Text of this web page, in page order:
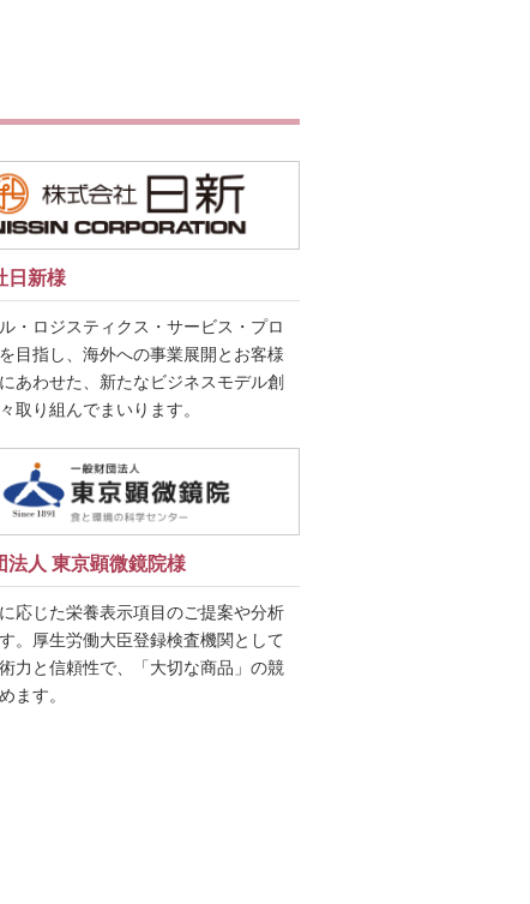
日新様
・ロジスティクス・サービス・プロ
目指し、海外への事業展開とお客様
あわせた、新たなビジネスモデル創
取り組んでまいります。
法人 東京顕微鏡院様
応じた栄養表示項目のご提案や分析
。厚生労働大臣登録検査機関として
力と信頼性で、「大切な商品」の競
ます。